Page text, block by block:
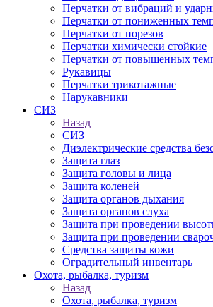
Перчатки от вибраций и
Перчатки от пониженных
Перчатки от порезов
Перчатки химически стойкие
Перчатки от повышенных
Рукавицы
Перчатки трикотажные
Нарукавники
СИЗ
Назад
СИЗ
Диэлектрические средства
Защита глаз
Защита головы и лица
Защита коленей
Защита органов дыхания
Защита органов слуха
Защита при проведении
Защита при проведении
Средства защиты кожи
Оградительный инвентарь
Охота, рыбалка, туризм
Назад
Охота, рыбалка, туризм